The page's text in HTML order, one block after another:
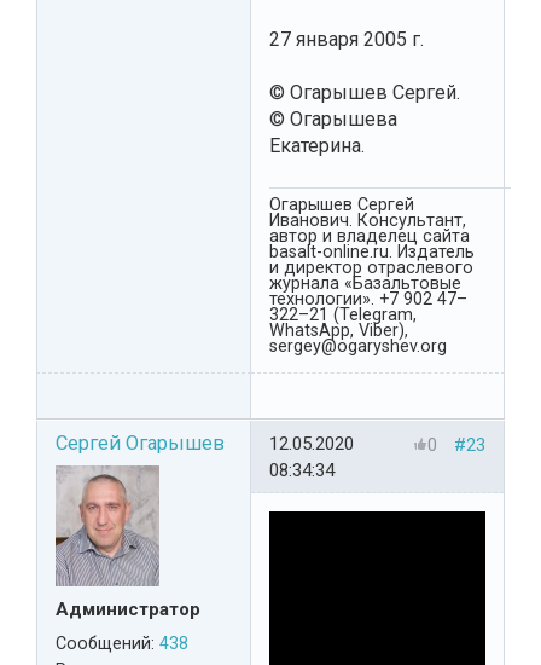
27 января 2005 г.
© Огарышев Сергей.
© Огарышева
Екатерина.
Огарышев Сергей
Иванович. Консультант,
автор и владелец сайта
basalt-online.ru. Издатель
и директор отраслевого
журнала «Базальтовые
технологии». +7 902 47–
322–21 (Telegram,
WhatsApp, Viber),
sergey@ogaryshev.org
Сергей Огарышев
Администратор
Сообщений: 438
#23
0
12.05.2020
08:34:34